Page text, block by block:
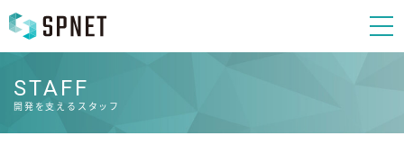
STAFF
開発を支えるスタッフ